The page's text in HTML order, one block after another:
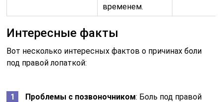
временем.
Интересные факты
Вот несколько интересных фактов о причинах боли
под правой лопаткой:
Проблемы с позвоночником: Боль под правой